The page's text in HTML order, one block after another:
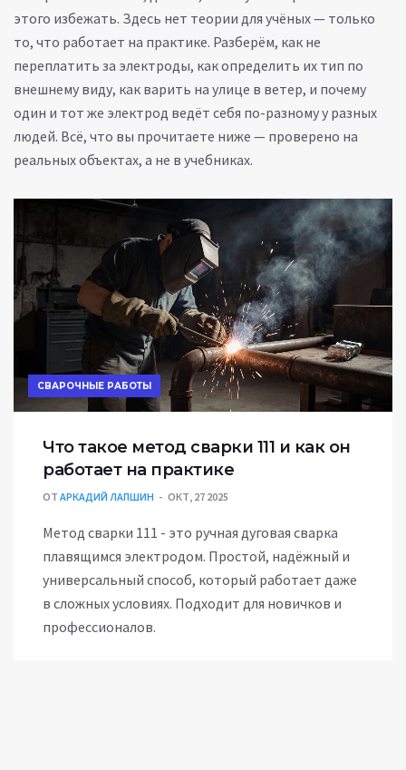
этого избежать. Здесь нет теории для учёных — только
то, что работает на практике. Разберём, как не
переплатить за электроды, как определить их тип по
внешнему виду, как варить на улице в ветер, и почему
один и тот же электрод ведёт себя по-разному у разных
людей. Всё, что вы прочитаете ниже — проверено на
реальных объектах, а не в учебниках.
СВАРОЧНЫЕ РАБОТЫ
Что такое метод сварки 111 и как он
работает на практике
ОТ АРКАДИЙ ЛАПШИН ОКТ, 27 2025
Метод сварки 111 - это ручная дуговая сварка
плавящимся электродом. Простой, надёжный и
универсальный способ, который работает даже
в сложных условиях. Подходит для новичков и
профессионалов.